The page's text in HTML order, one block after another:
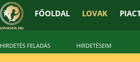
FŐOLDAL LOVAK
HIRDETÉS FELADÁS HIRDETÉSEIM